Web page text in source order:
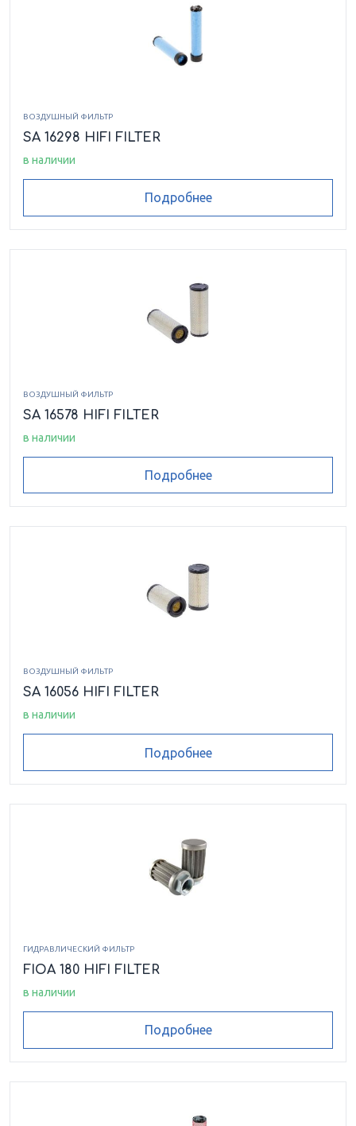
ВОЗДУШНЫЙ ФИЛЬТР
SA 16298 HIFI FILTER
в наличии
Подробнее
ВОЗДУШНЫЙ ФИЛЬТР
SA 16578 HIFI FILTER
в наличии
Подробнее
ВОЗДУШНЫЙ ФИЛЬТР
SA 16056 HIFI FILTER
в наличии
Подробнее
ГИДРАВЛИЧЕСКИЙ ФИЛЬТР
FIOA 180 HIFI FILTER
в наличии
Подробнее